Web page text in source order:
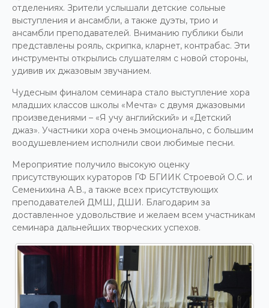
отделениях. Зрители услышали детские сольные
выступления и ансамбли, а также дуэты, трио и
ансамбли преподавателей. Вниманию публики были
представлены рояль, скрипка, кларнет, контрабас. Эти
инструменты открылись слушателям с новой стороны,
удивив их джазовым звучанием.
Чудесным финалом семинара стало выступление хора
младших классов школы «Мечта» с двумя джазовыми
произведениями – «Я учу английский» и «Детский
джаз». Участники хора очень эмоционально, с большим
воодушевлением исполнили свои любимые песни.
Мероприятие получило высокую оценку
присутствующих кураторов ГФ БГИИК Строевой О.С. и
Семенихина А.В., а также всех присутствующих
преподавателей ДМШ, ДШИ. Благодарим за
доставленное удовольствие и желаем всем участникам
семинара дальнейших творческих успехов.